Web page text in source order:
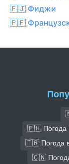
🇫🇯 Фиджи
🇵🇫
🇵🇭 Погода
🇹🇷 Погода в
🇨🇳